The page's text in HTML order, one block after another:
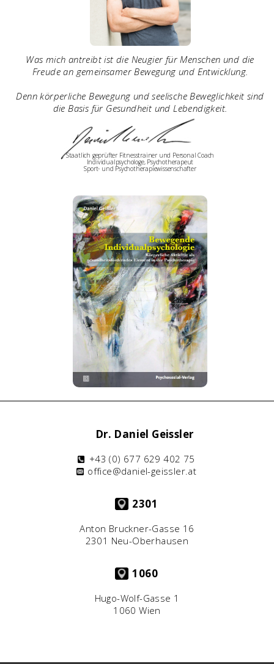
Was mich antreibt ist die Neugier für Menschen und die
Freude an gemeinsamer Bewegung und Entwicklung.
Denn körperliche Bewegung und seelische Beweglichkeit sind
die Basis für Gesundheit und Lebendigkeit.
Staatlich geprüfter Fitnesstrainer und Personal Coach
Individualpsychologe, Psychotherapeut
Sport- und Psychotherapiewissenschafter
Dr. Daniel Geissler
+43 (0) 677 629 402 75
office@daniel-geissler.at
2301
Anton Bruckner-Gasse 16
2301 Neu-Oberhausen
1060
Hugo-Wolf-Gasse 1
1060 Wien